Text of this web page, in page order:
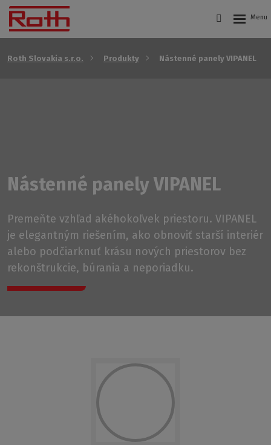
Roth Slovakia s.r.o. Produkty Nástenné panely VIPANEL
Nástenné panely VIPANEL
Premeňte vzhľad akéhokoľvek priestoru. VIPANEL
je elegantným riešením, ako obnoviť starší interiér
alebo podčiarknuť krásu nových priestorov bez
rekonštrukcie, búrania a neporiadku.